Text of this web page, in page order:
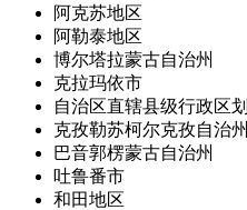
阿克苏地区
阿勒泰地区
博尔塔拉蒙古自治州
克拉玛依市
自治区直辖县级行政区划
克孜勒苏柯尔克孜自治州
巴音郭楞蒙古自治州
吐鲁番市
和田地区